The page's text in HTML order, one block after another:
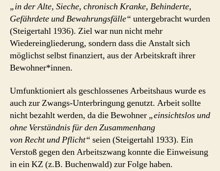
„in der Alte, Sieche, chronisch Kranke, Behinderte,
Gefährdete und Bewahrungsfälle“ untergebracht wurden
(Steigertahl 1936). Ziel war nun nicht mehr
Wiedereingliederung, sondern dass die Anstalt sich
möglichst selbst finanziert, aus der Arbeitskraft ihrer
Bewohner*innen.
Umfunktioniert als geschlossenes Arbeitshaus wurde es
auch zur Zwangs-Unterbringung genutzt. Arbeit sollte
nicht bezahlt werden, da die Bewohner „einsichtslos und
ohne Verständnis für den Zusammenhang
von Recht und Pflicht“ seien (Steigertahl 1933). Ein
Verstoß gegen den Arbeitszwang konnte die Einweisung
in ein KZ (z.B. Buchenwald) zur Folge haben.